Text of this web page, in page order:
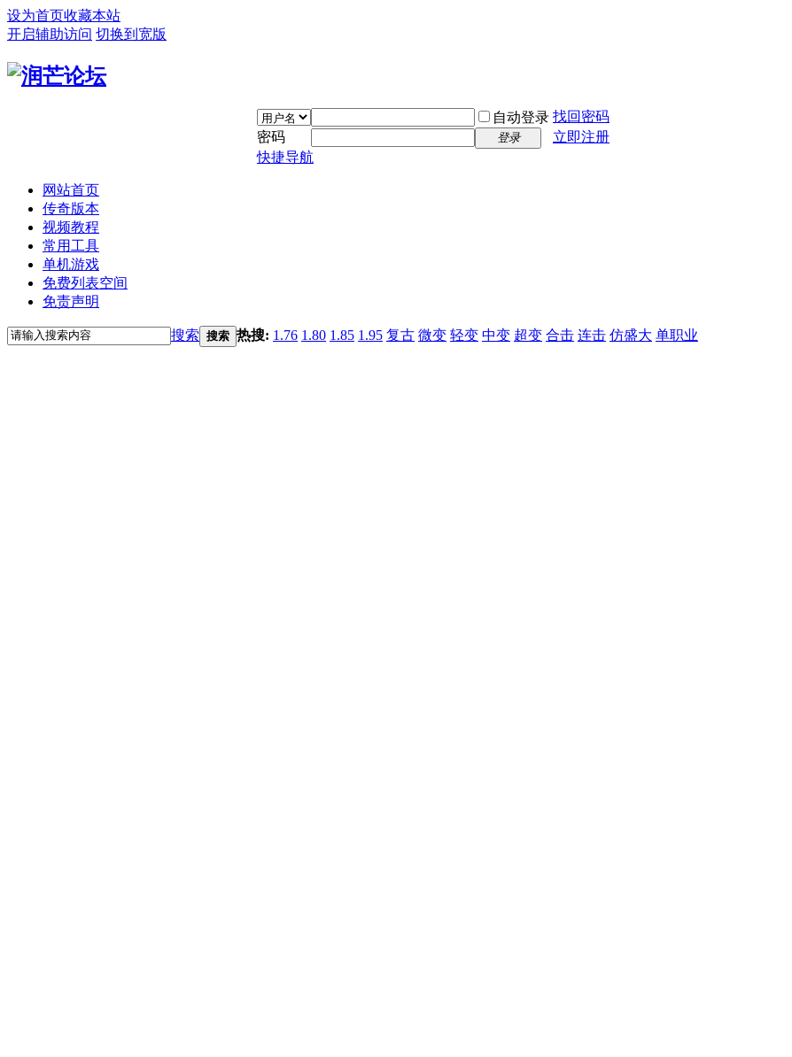
设为首页收藏本站
开启辅助访问 切换到宽版
自动登录 找回密码
密码
登录
立即注册
快捷导航
网站首页
传奇版本
视频教程
常用工具
单机游戏
免费列表空间
免责声明
搜索 搜索 热搜: 1.76 1.80 1.85 1.95 复古 微变 轻变 中变 超变 合击 连击 仿盛大 单职业